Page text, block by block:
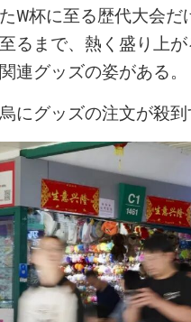
W杯に至る歴代大会
るまで、熱く盛り上
関連グッズの姿がある。
にグッズの注文が殺到